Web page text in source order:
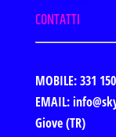
CONTATTI
MOBILE: 331
EMAIL:
Giove (TR)